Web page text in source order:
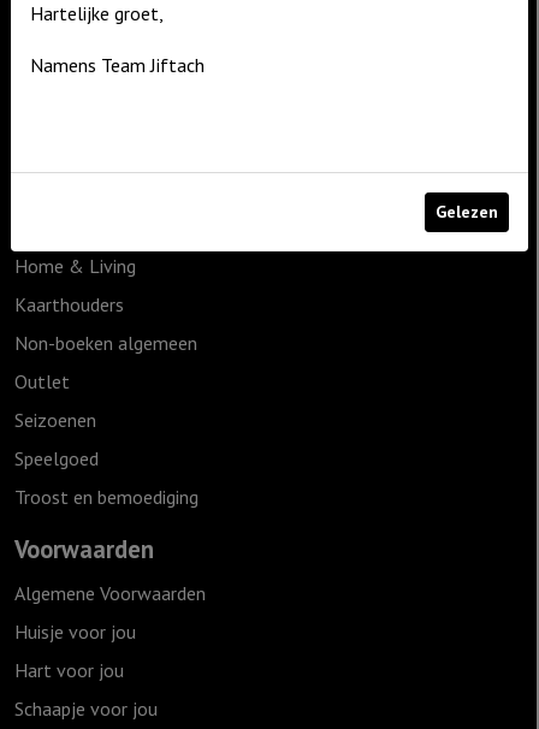
T: 06 – 4188 1025
E: info@jiftach.nl
Home & Living
Kaarthouders
Non-boeken algemeen
Outlet
Seizoenen
Speelgoed
Troost en bemoediging
Voorwaarden
Algemene Voorwaarden
Huisje voor jou
Hart voor jou
Schaapje voor jou
Hartelijke groet,
Namens Team Jiftach
Gelezen